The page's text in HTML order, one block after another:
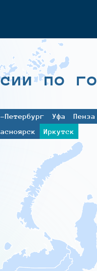
по
Петербург Уфа Пенза
Иркутск